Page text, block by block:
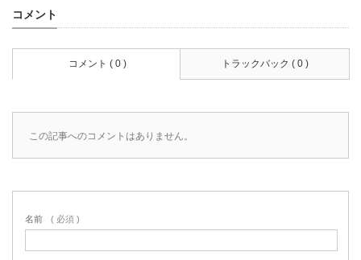
コメント
コメント ( 0 ) トラックバック ( 0 )
この記事へのコメントはありません。
名前 ( 必須 )